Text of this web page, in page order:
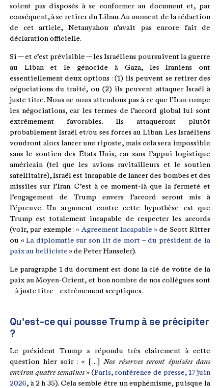
soient pas disposés à se conformer au document et, par
conséquent, à se retirer du Liban. Au moment de la rédaction
de cet article, Netanyahou n’avait pas encore fait de
déclaration officielle.
Si — et c’est prévisible — les Israéliens poursuivent la guerre
au Liban et le génocide à Gaza, les Iraniens ont
essentiellement deux options : (1) ils peuvent se retirer des
négociations du traité, ou (2) ils peuvent attaquer Israël à
juste titre. Nous ne nous attendons pas à ce que l’Iran rompe
les négociations, car les termes de l’accord global lui sont
extrêmement favorables. Ils attaqueront plutôt
probablement Israël et/ou ses forces au Liban. Les Israéliens
voudront alors lancer une riposte, mais cela sera impossible
sans le soutien des États-Unis, car sans l’appui logistique
américain (tel que les avions ravitailleurs et le soutien
satellitaire), Israël est incapable de lancer des bombes et des
missiles sur l’Iran. C’est à ce moment-là que la fermeté et
l’engagement de Trump envers l’accord seront mis à
l’épreuve. Un argument contre cette hypothèse est que
Trump est totalement incapable de respecter les accords
(voir, par exemple : « Agreement Incapable » de Scott Ritter
ou «La diplomatie sur son lit de mort – du président de la
paix au belliciste » de Peter Hanseler).
Le paragraphe 1 du document est donc la clé de voûte de la
paix au Moyen-Orient, et bon nombre de nos collègues sont
– à juste titre – extrêmement sceptiques.
Qu'est-ce qui pousse Trump à se précipiter
?
Le président Trump a répondu très clairement à cette
question hier soir : « […]Nos réserves seront épuisées dans
environ quatre semaines» (Paris, conférence de presse, 17 juin
2026, à 2 h 35). Cela semble être un euphémisme, puisque la